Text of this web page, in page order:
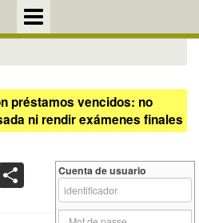
préstamos vencidos: no
ni rendir exámenes finales
Cuenta de usuario